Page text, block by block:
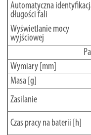
Automatyczna
długości fali
Wyświetlanie mocy
wyjściowej
Wymiary [mm]
Masa [g]
Zasilanie
Czas pracy na baterii [h]